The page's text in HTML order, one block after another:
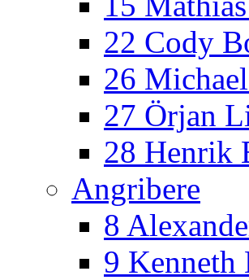
22 Cody
26
27 Örjan
28 Henrik
Angribere
8
9 Kenneth